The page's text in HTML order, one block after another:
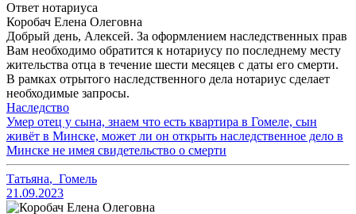
Ответ нотариуса
Коробач Елена Олеговна
Добрый день, Алексей. За оформлением наследственных прав
Вам необходимо обратится к нотариусу по последнему месту
жительства отца в течение шести месяцев с даты его смерти.
В рамках отрытого наследственного дела нотариус сделает
необходимые запросы.
Наследство
Умер отец у сына, знаем что есть квартира в Гомеле, сын
живёт в Минске, может ли он открыть наследственное дело в
Минске не имея свидетельство о смерти
Татьяна, Гомель
21.09.2023